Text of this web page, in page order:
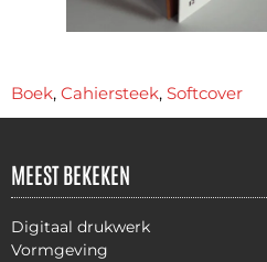
Boek, Cahiersteek, Softcover
MEEST BEKEKEN
Digitaal drukwerk
Vormgeving